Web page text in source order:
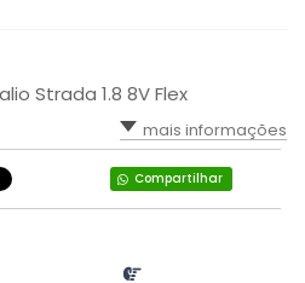
Strada 1.8 8V Flex
mais informações
Compartilhar